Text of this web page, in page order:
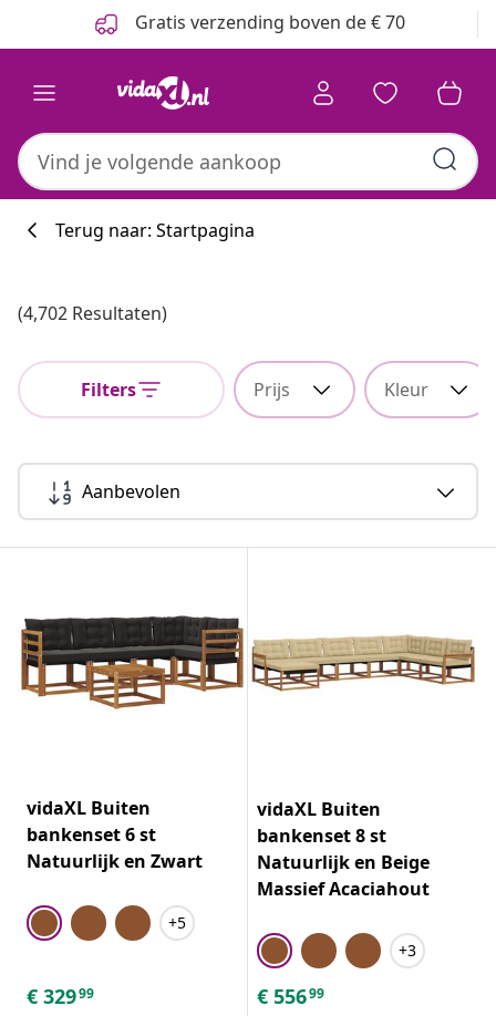
Gratis verzending boven de € 70
Terug naar: Startpagina
(4,702 Resultaten)
Filters Prijs Kleur
Aanbevolen
vidaXL Buiten
bankenset 6 st
Natuurlijk en Zwart
+5
€ 32999
vidaXL Buiten
bankenset 8 st
Natuurlijk en Beige
Massief Acaciahout
+3
€ 55699